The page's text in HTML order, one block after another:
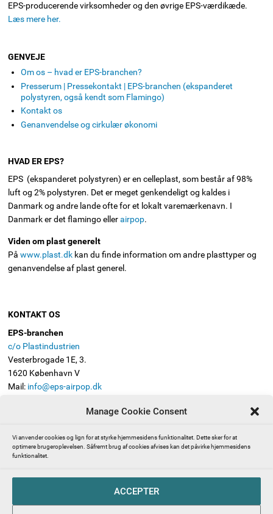
Manage Cookie Consent
Vi anvender cookies og lign for at styrke hjemmesidens funktionalitet. Dette sker for at
optimere brugeroplevelsen. Såfremt brug af cookies afvises kan det påvirke hjemmesidens
funktionalitet.
ACCEPTER
EPS-producerende virksomheder og den øvrige EPS-værdikæde.
Læs mere her.
GENVEJE
Om os – hvad er EPS-branchen?
Presserum | Pressekontakt | EPS-branchen (ekspanderet
polystyren, også kendt som Flamingo)
Kontakt os
Genanvendelse og cirkulær økonomi
HVAD ER EPS?
EPS (ekspanderet polystyren) er en celleplast, som består af 98%
luft og 2% polystyren. Det er meget genkendeligt og kaldes i
Danmark og andre lande ofte for et lokalt varemærkenavn. I
Danmark er det flamingo ellerairpop.
Viden om plast generelt
Påwww.plast.dk kan du finde information om andre plasttyper og
genanvendelse af plast generel.
KONTAKT OS
EPS-branchen
c/o Plastindustrien
Vesterbrogade 1E, 3.
1620 København V
Mail: info@eps-airpop.dk
FØLG EPS-BRANCHEN
polystyren, også kendt som Flamingo)
Abonnér på EPS-branchens nyhedsbrev